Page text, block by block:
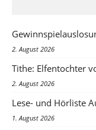
2. August 2026
Tithe: Elfentochter
2. August 2026
Lese- und Hörliste
1. August 2026